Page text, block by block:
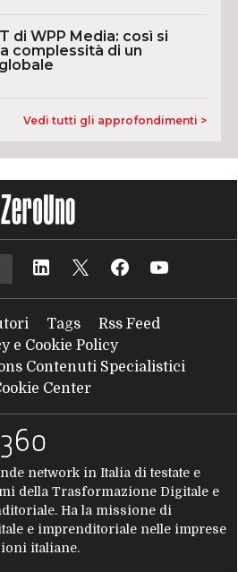
di WPP Media: così si
complessità di un
Vedi tutti gli approfondimenti >
Tags
Rss Feed
e Cookie Policy
Contenuti Specialistici
Center
network in Italia di testate e
della Trasformazione Digitale e
Ha la missione di
e imprenditoriale nelle imprese
italiane.